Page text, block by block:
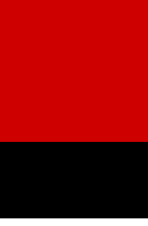
JUAN DEL